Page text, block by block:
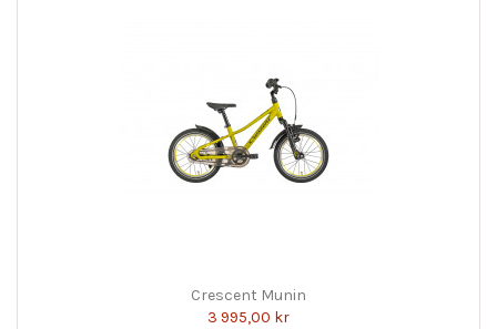
Crescent Munin
3 995,00 kr